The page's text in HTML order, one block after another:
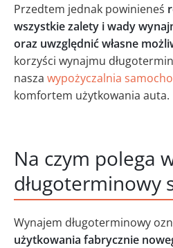
Przedtem jednak powinieneś
wszystkie zalety i wady
oraz uwzględnić własne
korzyści wynajmu
nasza wypożyczalnia
komfortem użytkowania auta.
Na czym polega
długoterminowy
Wynajem długoterminowy
użytkowania fabrycznie